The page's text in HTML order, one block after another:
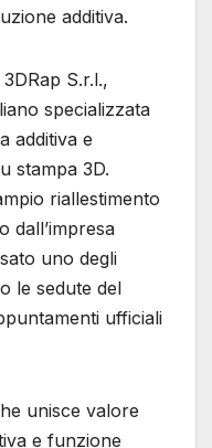
additiva.
S.r.l.,
specializzata
additiva e
stampa 3D.
riallestimento
dall’impresa
uno degli
le sedute del
ufficiali
unisce valore
e funzione